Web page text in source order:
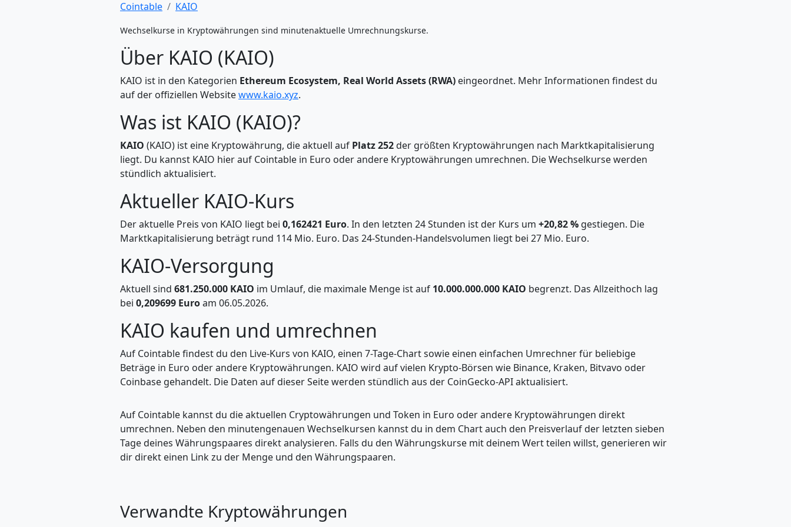
Cointable KAIO
Wechselkurse in Kryptowährungen sind minutenaktuelle Umrechnungskurse.
Über KAIO (KAIO)
KAIO ist in den Kategorien Ethereum Ecosystem, Real World Assets (RWA) eingeordnet. Mehr Informationen findest du
auf der offiziellen Websitewww.kaio.xyz.
Was ist KAIO (KAIO)?
KAIO (KAIO) ist eine Kryptowährung, die aktuell auf Platz 252der größten Kryptowährungen nach Marktkapitalisierung
liegt. Du kannst KAIO hier auf Cointable in Euro oder andere Kryptowährungen umrechnen. Die Wechselkurse werden
stündlich aktualisiert.
Aktueller KAIO-Kurs
Der aktuelle Preis von KAIO liegt bei 0,162421 Euro. In den letzten 24 Stunden ist der Kurs um +20,82 % gestiegen. Die
Marktkapitalisierung beträgt rund 114 Mio. Euro. Das 24-Stunden-Handelsvolumen liegt bei 27 Mio. Euro.
KAIO-Versorgung
Aktuell sind 681.250.000 KAIO im Umlauf, die maximale Menge ist auf 10.000.000.000 KAIO begrenzt. Das Allzeithoch lag
bei 0,209699 Euroam 06.05.2026.
KAIO kaufen und umrechnen
Auf Cointable findest du den Live-Kurs von KAIO, einen 7-Tage-Chart sowie einen einfachen Umrechner für beliebige
Beträge in Euro oder andere Kryptowährungen. KAIO wird auf vielen Krypto-Börsen wie Binance, Kraken, Bitvavo oder
Coinbase gehandelt. Die Daten auf dieser Seite werden stündlich aus der CoinGecko-API aktualisiert.
Auf Cointable kannst du die aktuellen Cryptowährungen und Token in Euro oder andere Kryptowährungen direkt
umrechnen. Neben den minutengenauen Wechselkursen kannst du in dem Chart auch den Preisverlauf der letzten sieben
Tage deines Währungspaares direkt analysieren. Falls du den Währungskurse mit deinem Wert teilen willst, generieren wir
dir direkt einen Link zu der Menge und den Währungspaaren.
Verwandte Kryptowährungen